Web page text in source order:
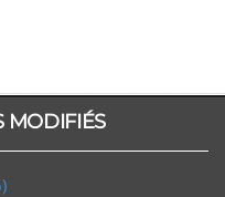
MODIFIÉS